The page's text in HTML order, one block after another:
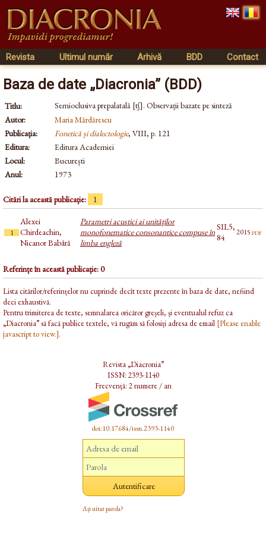
Revista Ultimul număr Arhivă BDD Contact
Baza de date „Diacronia” (BDD)
Titlu:
Semioclusiva prepalatală [tʃ]. Observații bazate pe sinteză
Autor:
Maria Mărdărescu
Publicația:
Fonetică și dialectologie, VIII, p. 121
Editura:
Editura Academiei
Locul:
București
Anul:
1973
Citări la această publicație: 1
1
Alexei
Chirdeachin,
Nicanor Babâră
Parametri acustici ai unităţilor
monofonematice consonantice compuse în
limba engleză
SIL5,
84
2015pdf
Referințe în această publicație: 0
Lista citărilor/referințelor nu cuprinde decît texte prezente în baza de date, nefiind
deci exhaustivă.
Pentru trimiterea de texte, semnalarea oricăror greșeli, și eventualul refuz ca
„Diacronia” să facă publice textele, vă rugăm să folosiți adresa de email [Please enable
javascript to view.].
Revista „Diacronia”
ISSN: 2393-1140
Frecvență: 2 numere / an
doi:10.17684/issn.2393-1140
Ați uitat parola?